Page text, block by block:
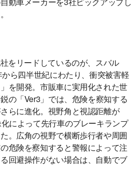
をリードしているのが、スバル
から四半世紀にわたり、衝突被害軽
を開発。市販車に実用化された世
の「Ver3」では、危険を察知する
らに進化。視野角と視認距離が
によって先行車のブレーキランプ
。広角の視野で横断歩行者や周囲
危険を察知すると警報によって注
回避操作がない場合は、自動でブ